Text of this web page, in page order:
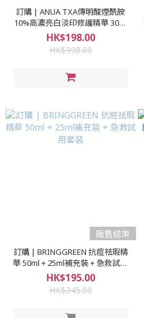
訂購 | ANUA TXA傳明酸煙酰胺
10%高濃亮白淡印修護精華 30ml
x 2
HK$198.00
HK$398.00
販售結束
訂購 | BRINGGREEN 抗痘祛瑕精
華 50ml + 25ml補充裝 + 急救試用
套裝
HK$195.00
HK$345.00